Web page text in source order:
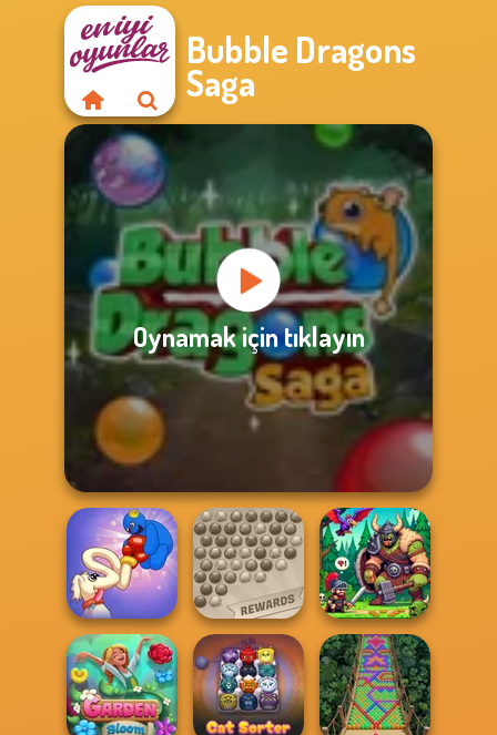
Bubble Dragons
Saga
Oynamak için tıklayın
Long Dog - Long
Nose
Bubble Shooter
Extreme
Dragon Hunter